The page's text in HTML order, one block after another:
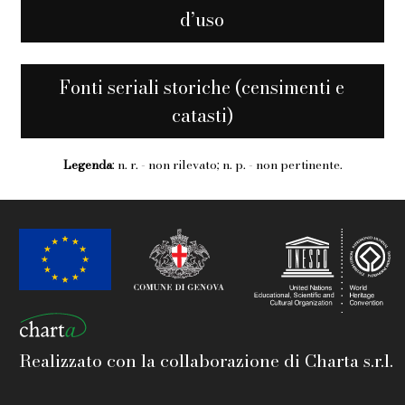
d’uso
Fonti seriali storiche (censimenti e
catasti)
Legenda: n. r. - non rilevato; n. p. - non pertinente.
Realizzato con la collaborazione di Charta s.r.l.